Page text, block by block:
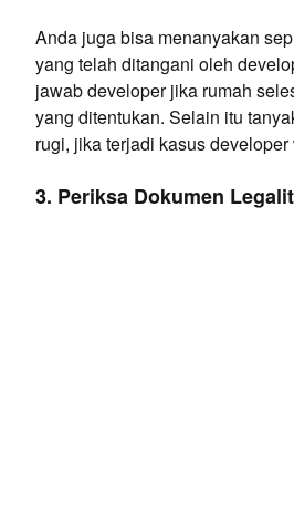
Anda juga bisa menanyakan
yang telah ditangani oleh
jawab developer jika rumah
yang ditentukan. Selain itu
rugi, jika terjadi kasus
3. Periksa Dokumen